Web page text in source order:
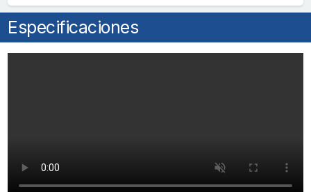
Luz
Blanca
/
Micrófono
Plastico
/
Especificaciones